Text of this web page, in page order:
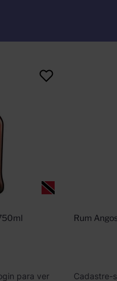
para ver
Rum
Cadastre-